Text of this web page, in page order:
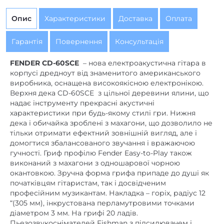
дека і обичайка зроблені з махагони, що дозволило не
тільки отримати ефектний зовнішній вигляд, але і
домогтися збалансованого звучання і вражаючою
гучності. Гриф профілю Fender Easy-to-Play також
виконаний з махагони з одношарової чорною
окантовкою. Зручна форма грифа припаде до душі як
початківцям гітаристам, так і досвідченим
професійним музикантам. Накладка – горіх, радіус 12
“(305 мм), інкрустована перламутровими точками
діаметром 3 мм. На грифі 20 ладів.
Пьезозвукоснімателей Fishman з підсилювачем і
вбудованим тюнером оснащений зручними
регуляторами для настройки, при цьому зберігається
чистий, густий і насичений звук з прекрасним
резонансом. Бридж виконаний з палісандра,
фурнітура – хромована. Венеціанський виріз з
плавним вигином дає зручний доступ до верхніх
ладів. Розетка красиво оформлена перламутром.
Технічні характеристики FENDER CD-60SCE :
вид Правобічні